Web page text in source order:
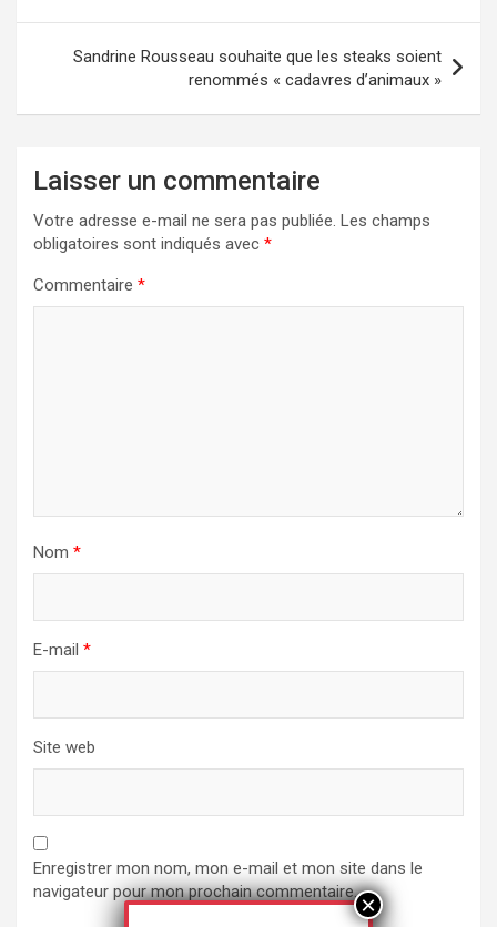
l’article
Sandrine Rousseau souhaite que les steaks soient
renommés « cadavres d’animaux »
Laisser un commentaire
Votre adresse e-mail ne sera pas publiée. Les champs
obligatoires sont indiqués avec *
Commentaire *
Nom *
E-mail *
Site web
Enregistrer mon nom, mon e-mail et mon site dans le
navigateur pour mon prochain commentaire.